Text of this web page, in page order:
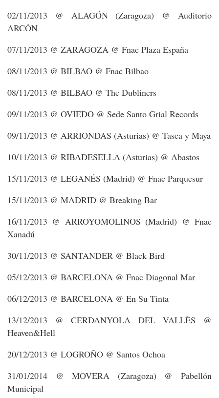
02/11/2013 @ ALAGÓN (Zaragoza) @ Auditorio
ARCÓN
07/11/2013 @ ZARAGOZA @ Fnac Plaza España
08/11/2013 @ BILBAO @ Fnac Bilbao
08/11/2013 @ BILBAO @ The Dubliners
09/11/2013 @ OVIEDO @ Sede Santo Grial Records
09/11/2013 @ ARRIONDAS (Asturias) @ Tasca y Maya
10/11/2013 @ RIBADESELLA (Asturias) @ Abastos
15/11/2013 @ LEGANÉS (Madrid) @ Fnac Parquesur
15/11/2013 @ MADRID @ Breaking Bar
16/11/2013 @ ARROYOMOLINOS (Madrid) @ Fnac
Xanadú
30/11/2013 @ SANTANDER @ Black Bird
05/12/2013 @ BARCELONA @ Fnac Diagonal Mar
06/12/2013 @ BARCELONA @ En Su Tinta
13/12/2013 @ CERDANYOLA DEL VALLÈS @
Heaven&Hell
20/12/2013 @ LOGROÑO @ Santos Ochoa
31/01/2014 @ MOVERA (Zaragoza) @ Pabellón
Municipal